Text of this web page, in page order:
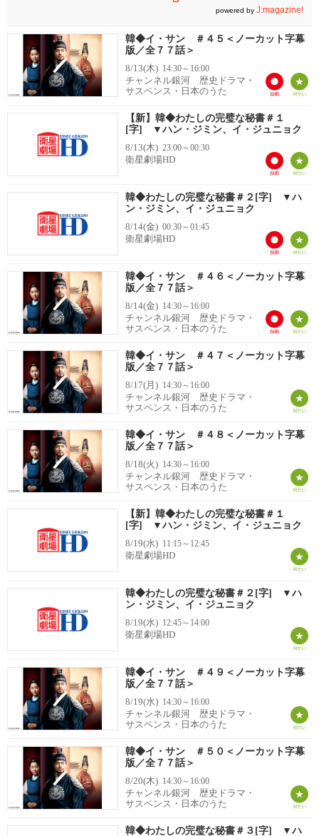
powered by J:magazine!
韓◆イ・サン ＃４５＜ノーカット字幕
版／全７７話＞
8/13(木) 14:30～16:00
チャンネル銀河 歴史ドラマ・
サスペンス・日本のうた
【新】韓◆わたしの完璧な秘書＃１
[字] ▼ハン・ジミン、イ・ジュニョク
8/13(木) 23:00～00:30
衛星劇場HD
韓◆わたしの完璧な秘書＃２[字] ▼ハ
ン・ジミン、イ・ジュニョク
8/14(金) 00:30～01:45
衛星劇場HD
韓◆イ・サン ＃４６＜ノーカット字幕
版／全７７話＞
8/14(金) 14:30～16:00
チャンネル銀河 歴史ドラマ・
サスペンス・日本のうた
韓◆イ・サン ＃４７＜ノーカット字幕
版／全７７話＞
8/17(月) 14:30～16:00
チャンネル銀河 歴史ドラマ・
サスペンス・日本のうた
韓◆イ・サン ＃４８＜ノーカット字幕
版／全７７話＞
8/18(火) 14:30～16:00
チャンネル銀河 歴史ドラマ・
サスペンス・日本のうた
【新】韓◆わたしの完璧な秘書＃１
[字] ▼ハン・ジミン、イ・ジュニョク
8/19(水) 11:15～12:45
衛星劇場HD
韓◆わたしの完璧な秘書＃２[字] ▼ハ
ン・ジミン、イ・ジュニョク
8/19(水) 12:45～14:00
衛星劇場HD
韓◆イ・サン ＃４９＜ノーカット字幕
版／全７７話＞
8/19(水) 14:30～16:00
チャンネル銀河 歴史ドラマ・
サスペンス・日本のうた
韓◆イ・サン ＃５０＜ノーカット字幕
版／全７７話＞
8/20(木) 14:30～16:00
チャンネル銀河 歴史ドラマ・
サスペンス・日本のうた
韓◆わたしの完璧な秘書＃３[字] ▼ハ